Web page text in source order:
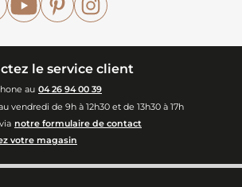
le service client
au 04 26 94 00 39
vendredi de 9h à 12h30 et de 13h30 à 17h
notre formulaire de contact
votre magasin